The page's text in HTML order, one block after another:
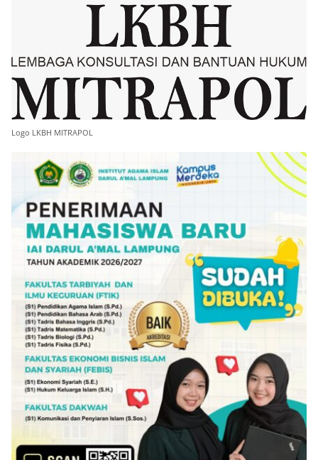
Logo LKBH MITRAPOL